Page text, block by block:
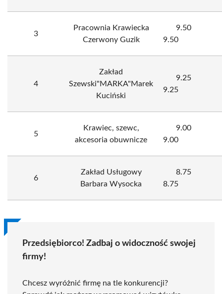
3
Pracownia Krawiecka
Czerwony Guzik
9.50
9.50
4
Zakład
Szewski"MARKA"Marek
Kuciński
9.25
9.25
5
Krawiec, szewc,
akcesoria obuwnicze
9.00
9.00
6
Zakład Usługowy
Barbara Wysocka
8.75
8.75
Przedsiębiorco! Zadbaj o widoczność swojej
firmy!
Chcesz wyróżnić firmę na tle konkurencji?